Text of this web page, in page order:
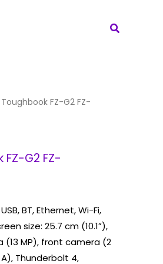
Search
FZ-G2 FZ-
G2 FZ-
BT, Ethernet, Wi-Fi,
size: 25.7 cm (10.1”),
(13 MP), front camera (2
Thunderbolt 4,